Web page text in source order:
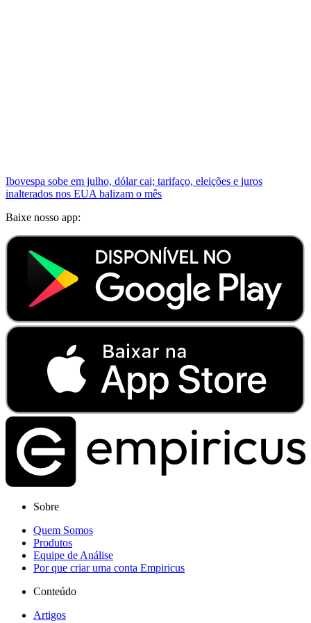
Ibovespa sobe em julho, dólar cai; tarifaço, eleições e juros
inalterados nos EUA balizam o mês
Baixe nosso app:
Sobre
Quem Somos
Produtos
Equipe de Análise
Por que criar uma conta Empiricus
Conteúdo
Artigos